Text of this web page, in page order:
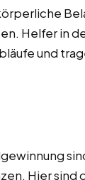
Helfer in
und
Hier